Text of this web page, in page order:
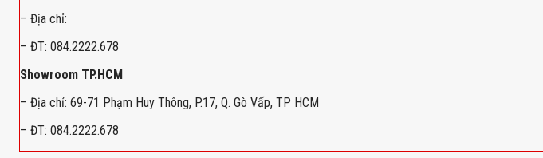
– Địa chỉ:
– ĐT: 084.2222.678
Showroom TP.HCM
– Địa chỉ: 69-71 Phạm Huy Thông, P.17, Q. Gò Vấp, TP HCM
– ĐT: 084.2222.678